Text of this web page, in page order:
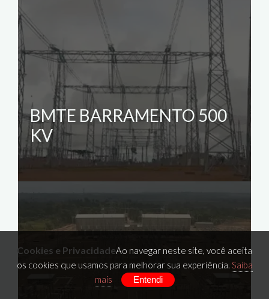
BMTE BARRAMENTO 500
KV
Cookies e PrivacidadeAo navegar neste site, você aceita
os cookies que usamos para melhorar sua experiência. Saiba
mais
Entendi